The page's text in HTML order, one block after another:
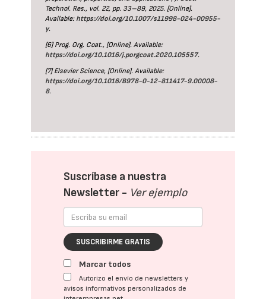
Technol. Res., vol. 22, pp. 33–89, 2025. [Online].
Available: https://doi.org/10.1007/s11998-024-00955-
y.
[6] Prog. Org. Coat., [Online]. Available:
https://doi.org/10.1016/j.porgcoat.2020.105557.
[7] Elsevier Science, [Online]. Available:
https://doi.org/10.1016/B978-0-12-811417-9.00008-
8.
Suscríbase a nuestra
Newsletter - Ver ejemplo
SUSCRIBIRME GRATIS
Marcar todos
Autorizo el envío de newsletters y
avisos informativos personalizados de